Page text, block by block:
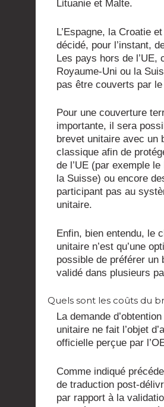
Lituanie et Malte.
L’Espagne, la Croatie
décidé, pour l’instant,
Les pays hors de l’UE,
Royaume-Uni ou la
pas être couverts par
Pour une couverture
importante, il sera
brevet unitaire avec un
classique afin de
de l’UE (par exemple
la Suisse) ou encore
participant pas au
unitaire.
Enfin, bien entendu, le
unitaire n’est qu’une
possible de préférer un
validé dans plusieurs
Quels sont les coûts du
La demande
unitaire ne fait l’objet
officielle perçue par
Comme indiqué
de traduction post-
par rapport à la